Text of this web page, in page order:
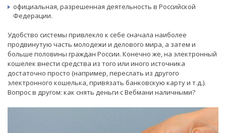
официальная, разрешенная деятельность в Российской
Федерации.
Удобство системы привлекло к себе сначала наиболее
продвинутую часть молодежи и делового мира, а затем и
больше половины граждан России. Конечно же, на электронный
кошелек внести средства из того или иного источника
достаточно просто (например, переслать из другого
электронного кошелька, привязать банковскую карту и т.д.).
Вопрос в другом: как снять деньги с Вебмани наличными?